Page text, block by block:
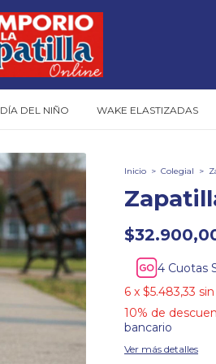
DÍA DEL NIÑO WAKE ELASTIZADAS
Inicio > Colegial >
Cuotas
6 x $5.483,33
10% de
bancario
Ver más detalles